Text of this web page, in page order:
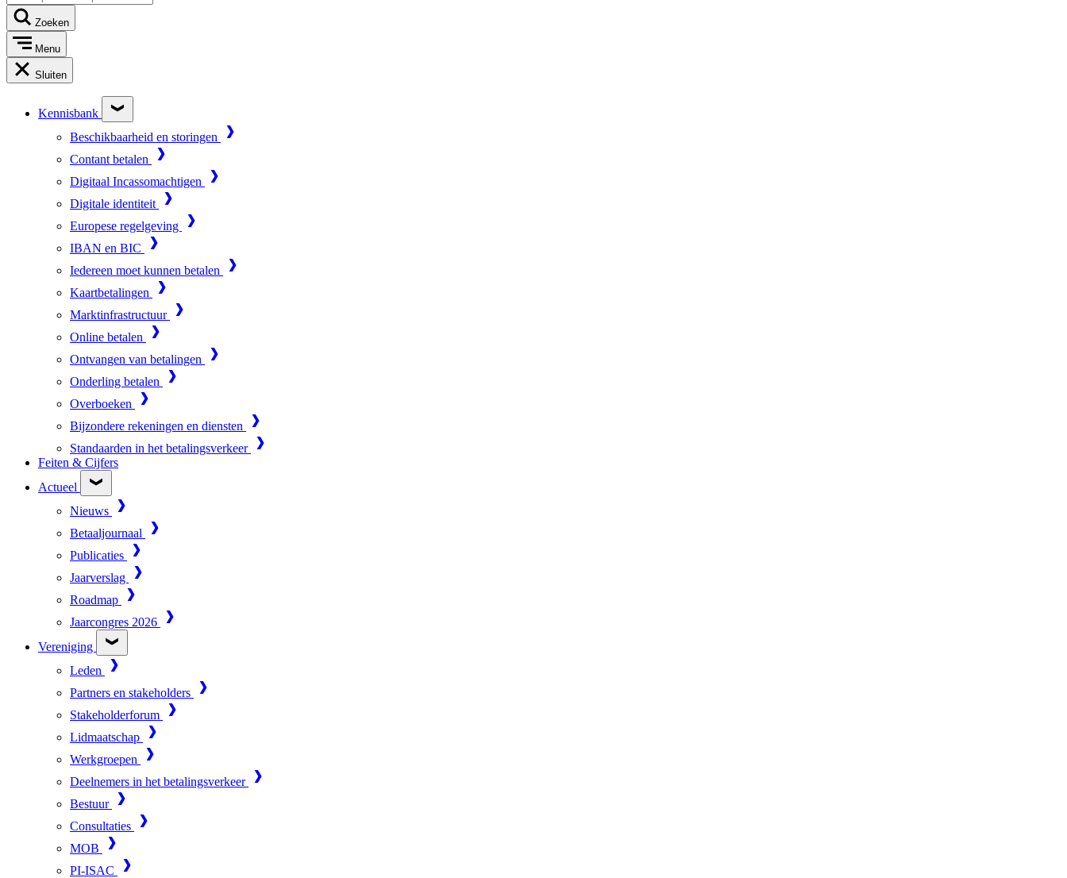
Zoeken
Menu
Sluiten
Kennisbank
Beschikbaarheid en storingen
Contant betalen
Digitaal Incassomachtigen
Digitale identiteit
Europese regelgeving
IBAN en BIC
Iedereen moet kunnen betalen
Kaartbetalingen
Marktinfrastructuur
Online betalen
Ontvangen van betalingen
Onderling betalen
Overboeken
Bijzondere rekeningen en diensten
Standaarden in het betalingsverkeer
Feiten & Cijfers
Actueel
Nieuws
Betaaljournaal
Publicaties
Jaarverslag
Roadmap
Jaarcongres 2026
Vereniging
Leden
Partners en stakeholders
Stakeholderforum
Lidmaatschap
Werkgroepen
Deelnemers in het betalingsverkeer
Bestuur
Consultaties
MOB
PI-ISAC